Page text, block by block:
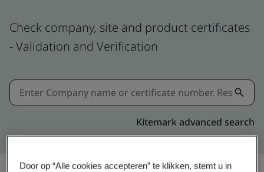
Check company, site and product certificates
- Validation and Verification
Kitemark advanced search
Door op “Alle cookies accepteren” te klikken, stemt u in